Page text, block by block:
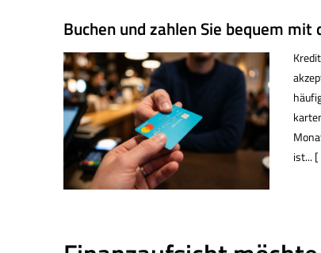
Buchen und zahlen Sie bequem
ist...[